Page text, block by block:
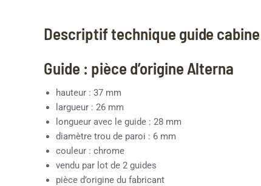
Descriptif technique guide
Guide : pièce d’origine Alterna
hauteur : 37 mm
largueur : 26 mm
longueur avec le guide : 28 mm
diamètre trou de paroi : 6 mm
couleur : chrome
vendu par lot de 2 guides
pièce d’origine du fabricant